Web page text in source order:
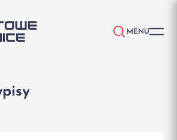
MENU